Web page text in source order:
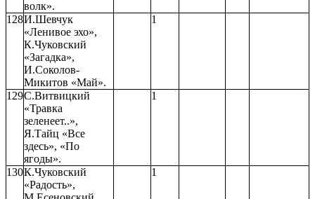
волк».
128И.Шевчук
«Ленивое эхо»,
К.Чуковский
«Загадка»,
И.Соколов-
Микитов «Май».
1
129С.Витвицкий
«Травка
зеленеет..»,
Я.Тайц «Все
здесь», «По
ягоды».
1
130К.Чуковский
«Радость»,
1